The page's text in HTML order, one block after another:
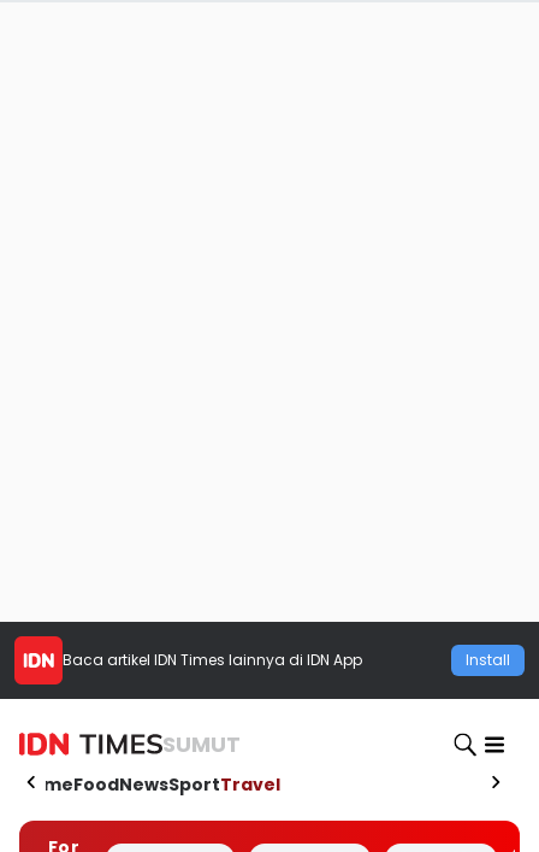
Baca artikel IDN Times lainnya di IDN App Install
SUMUT
HomeFoodNewsSportTravel
For